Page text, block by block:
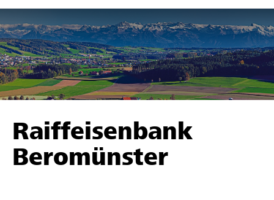
springen
öffnen
Parrainer
Soutien & assistance
Trouvez des projets et des organisations
Démarrez maintenant
Raiffeisenbank
Beromünster